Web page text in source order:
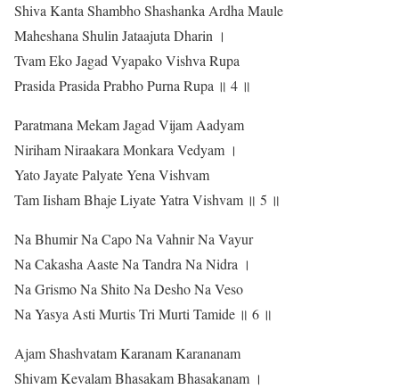
Shiva Kanta Shambho Shashanka Ardha Maule
Maheshana Shulin Jataajuta Dharin ।
Tvam Eko Jagad Vyapako Vishva Rupa
Prasida Prasida Prabho Purna Rupa ॥ 4 ॥
Paratmana Mekam Jagad Vijam Aadyam
Niriham Niraakara Monkara Vedyam ।
Yato Jayate Palyate Yena Vishvam
Tam Iisham Bhaje Liyate Yatra Vishvam ॥ 5 ॥
Na Bhumir Na Capo Na Vahnir Na Vayur
Na Cakasha Aaste Na Tandra Na Nidra ।
Na Grismo Na Shito Na Desho Na Veso
Na Yasya Asti Murtis Tri Murti Tamide ॥ 6 ॥
Ajam Shashvatam Karanam Karananam
Shivam Kevalam Bhasakam Bhasakanam ।